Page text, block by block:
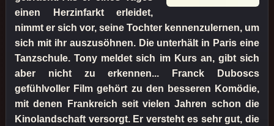
einen Herzinfarkt erleidet,
nimmt er sich vor, seine Tochter kennenzulernen, um
sich mit ihr auszusöhnen. Die unterhält in Paris eine
Tanzschule. Tony meldet sich im Kurs an, gibt sich
aber nicht zu erkennen... Franck Duboscs
gefühlvoller Film gehört zu den besseren Komödie,
mit denen Frankreich seit vielen Jahren schon die
Kinolandschaft versorgt. Er versteht es sehr gut, die